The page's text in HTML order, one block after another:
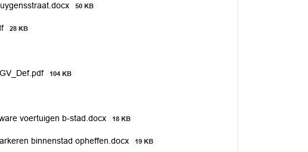
50 KB
28 KB
104 KB
voertuigen b-stad.docx 18 KB
binnenstad opheffen.docx 19 KB